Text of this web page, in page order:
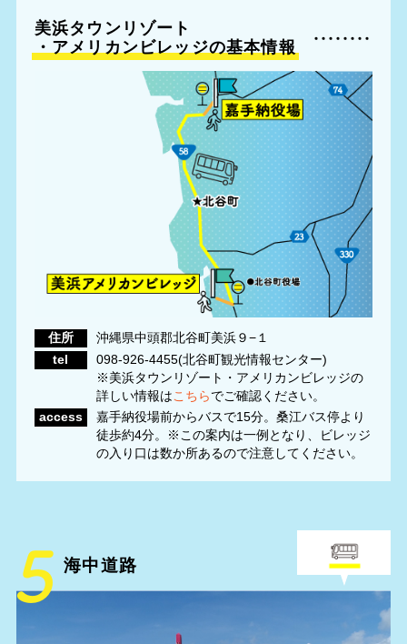
美浜タウンリゾート
・アメリカンビレッジの基本情報
住所
沖縄県中頭郡北谷町美浜９−１
tel
098-926-4455(北谷町観光情報センター)
※美浜タウンリゾート・アメリカンビレッジの
詳しい情報は こちら でご確認ください。
access
嘉手納役場前からバスで15分。桑江バス停より
徒歩約4分。※この案内は一例となり、ビレッジ
の入り口は数か所あるので注意してください。
海中道路